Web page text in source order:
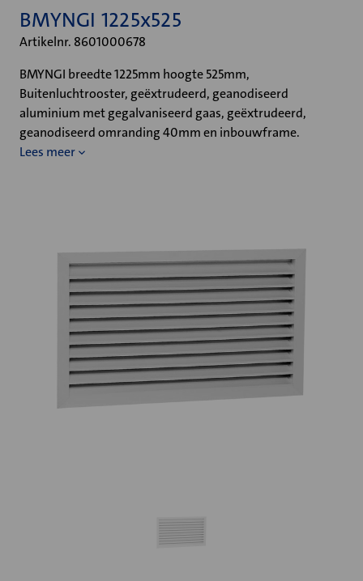
BMYNGI 1225x525
Artikelnr. 8601000678
BMYNGI breedte 1225mm hoogte 525mm,
Buitenluchtrooster, geëxtrudeerd, geanodiseerd
aluminium met gegalvaniseerd gaas, geëxtrudeerd,
geanodiseerd omranding 40mm en inbouwframe.
Lees meer